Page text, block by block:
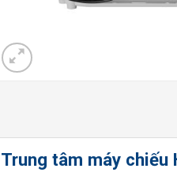
Trung tâm máy chiếu